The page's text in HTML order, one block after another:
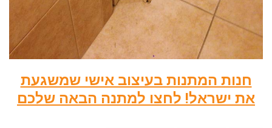
חנות המתנות בעיצוב אישי שמשגעת
את ישראל! לחצו למתנה הבאה שלכם